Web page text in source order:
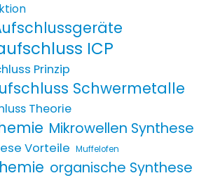
ICP
Prinzip
Schwermetalle
Theorie
Mikrowellen Synthese
Vorteile Muffelofen
organische Synthese